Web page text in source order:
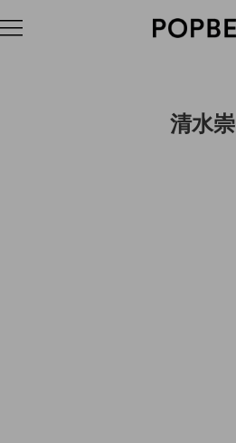
FASHION ACCESSORIES BEAUTY
清水崇